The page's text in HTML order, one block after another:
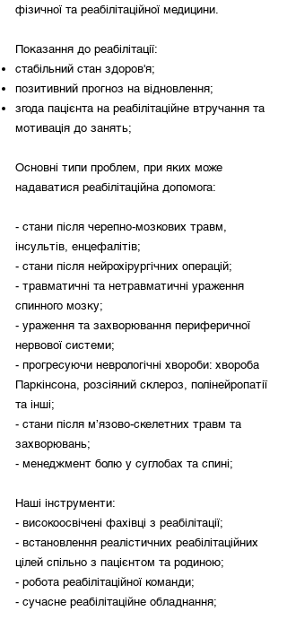
фізичної та реабілітаційної медицини.
Показання до реабілітації:
стабільний стан здоров'я;
позитивний прогноз на відновлення;
згода пацієнта на реабілітаційне втручання та
мотивація до занять;
Основні типи проблем, при яких може
надаватися реабілітаційна допомога:
- стани після черепно-мозкових травм,
інсультів, енцефалітів;
- стани після нейрохірургічних операцій;
- травматичні та нетравматичні ураження
спинного мозку;
- ураження та захворювання периферичної
нервової системи;
- прогресуючи неврологічні хвороби: хвороба
Паркінсона, розсіяний склероз, полінейропатії
та інші;
- стани після м’язово-скелетних травм та
захворювань;
- менеджмент болю у суглобах та спині;
Наші інструменти:
- високоосвічені фахівці з реабілітації;
- встановлення реалістичних реабілітаційних
цілей спільно з пацієнтом та родиною;
- робота реабілітаційної команди;
- сучасне реабілітаційне обладнання;